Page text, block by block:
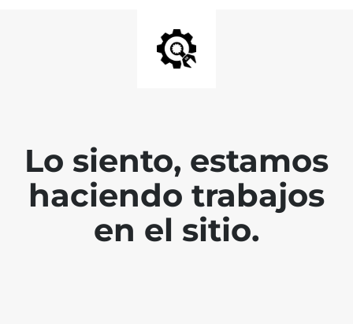
Lo siento, estamos
haciendo trabajos
en el sitio.